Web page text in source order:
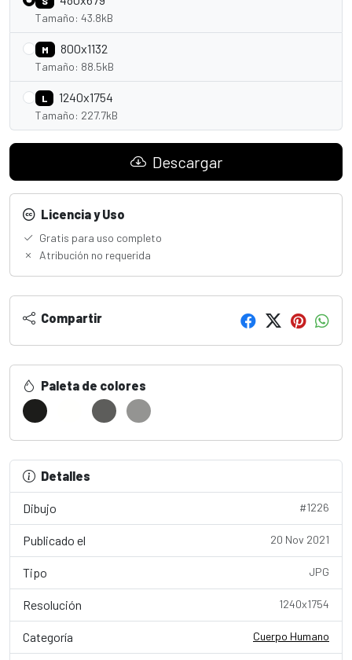
Tamaño: 43.8kB
M 800x1132
Tamaño: 88.5kB
L 1240x1754
Tamaño: 227.7kB
Descargar
Licencia y Uso
Gratis para uso completo
Atribución no requerida
Compartir
Paleta de colores
Detalles
Dibujo #1226
Publicado el 20 Nov 2021
Tipo JPG
Resolución 1240x1754
Categoría Cuerpo Humano